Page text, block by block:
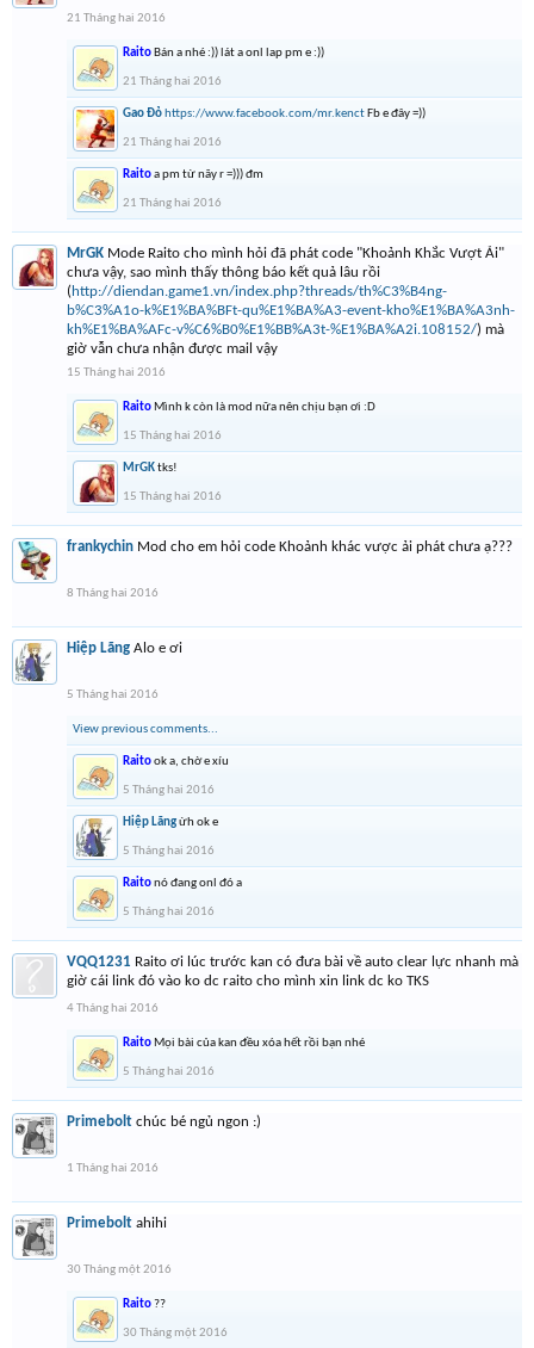
21 Tháng hai 2016
Raito Bán a nhé :)) lát a onl lap pm e :))
21 Tháng hai 2016
Gao Đỏ https://www.facebook.com/mr.kenct Fb e đây =))
21 Tháng hai 2016
Raitoa pm từ nãy r =))) đm
21 Tháng hai 2016
MrGK Mode Raito cho mình hỏi đã phát code "Khoảnh Khắc Vượt Ải"
chưa vậy, sao mình thấy thông báo kết quả lâu rồi
(http://diendan.game1.vn/index.php?threads/th%C3%B4ng-
b%C3%A1o-k%E1%BA%BFt-qu%E1%BA%A3-event-kho%E1%BA%A3nh-
kh%E1%BA%AFc-v%C6%B0%E1%BB%A3t-%E1%BA%A2i.108152/) mà
giờ vẫn chưa nhận được mail vậy
15 Tháng hai 2016
Raito Mình k còn là mod nữa nên chịu bạn ơi :D
15 Tháng hai 2016
MrGKtks!
15 Tháng hai 2016
frankychin Mod cho em hỏi code Khoảnh khác vược ải phát chưa ạ???
8 Tháng hai 2016
Hiệp Lãng Alo e ơi
5 Tháng hai 2016
View previous comments...
Raitook a, chờ e xíu
5 Tháng hai 2016
Hiệp Lãngừh ok e
5 Tháng hai 2016
Raitonó đang onl đó a
5 Tháng hai 2016
VQQ1231 Raito ơi lúc trước kan có đưa bài về auto clear lực nhanh mà
giờ cái link đó vào ko dc raito cho mình xin link dc ko TKS
4 Tháng hai 2016
Raito Mọi bài của kan đều xóa hết rồi bạn nhé
5 Tháng hai 2016
Primebolt chúc bé ngủ ngon :)
1 Tháng hai 2016
Primebolt ahihi
30 Tháng một 2016
Raito??
30 Tháng một 2016